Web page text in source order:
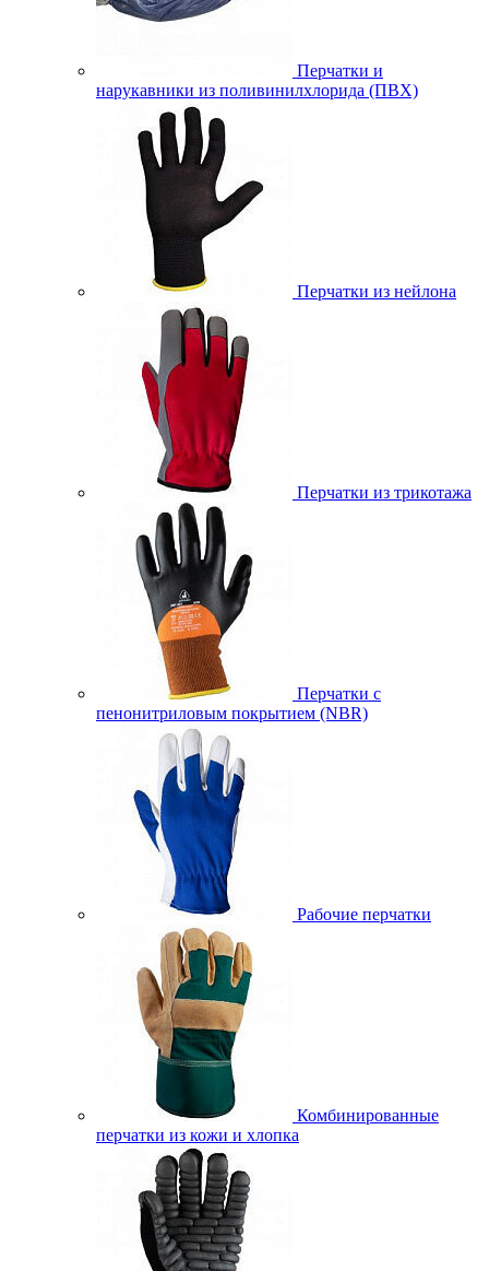
Перчатки и
нарукавники из поливинилхлорида (ПВХ)
Перчатки из нейлона
Перчатки из трикотажа
Перчатки с
пенонитриловым покрытием (NBR)
Рабочие перчатки
Комбинированные
перчатки из кожи и хлопка